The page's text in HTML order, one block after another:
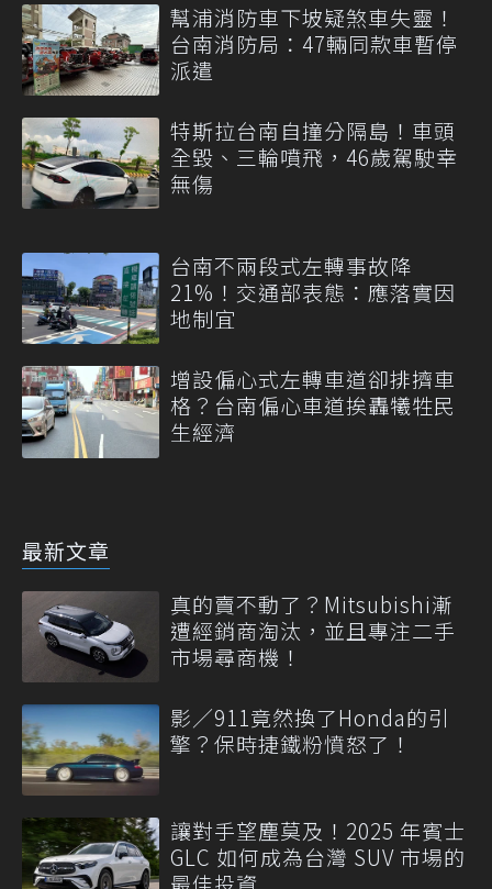
幫浦消防車下坡疑煞車失靈！
台南消防局：47輛同款車暫停
派遣
特斯拉台南自撞分隔島！車頭
全毀、三輪噴飛，46歲駕駛幸
無傷
台南不兩段式左轉事故降
21%！交通部表態：應落實因
地制宜
增設偏心式左轉車道卻排擠車
格？台南偏心車道挨轟犧牲民
生經濟
最新文章
真的賣不動了？Mitsubishi漸
遭經銷商淘汰，並且專注二手
市場尋商機！
影／911竟然換了Honda的引
擎？保時捷鐵粉憤怒了！
讓對手望塵莫及！2025 年賓士
GLC 如何成為台灣 SUV 市場的